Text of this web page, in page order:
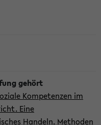
Kompetenzen im
Eine
Handeln. Methoden